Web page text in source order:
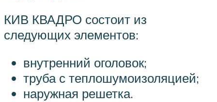
КИВ КВАДРО состоит из
следующих элементов:
внутренний оголовок;
труба с теплошумоизоляцией;
наружная решетка.